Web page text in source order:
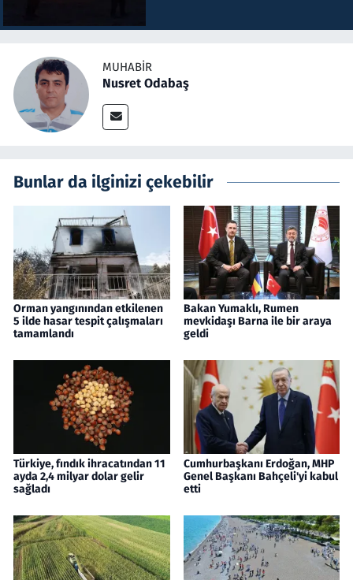
MUHABIR
Nusret Odabaş
Bunlar da ilginizi çekebilir
Orman yangınından etkilenen
5 ilde hasar tespit çalışmaları
tamamlandı
Bakan Yumaklı, Rumen
mevkidaşı Barna ile bir araya
geldi
Türkiye, fındık ihracatından 11
ayda 2,4 milyar dolar gelir
sağladı
Cumhurbaşkanı Erdoğan, MHP
Genel Başkanı Bahçeli'yi kabul
etti